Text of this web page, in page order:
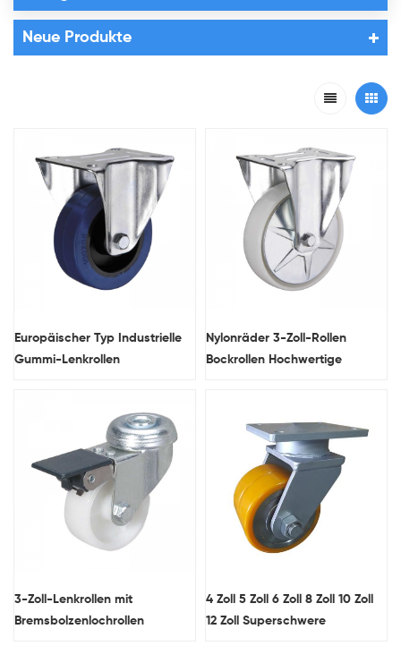
Neue Produkte
Europäischer Typ Industrielle
Gummi-Lenkrollen
Nylonräder 3-Zoll-Rollen
Bockrollen Hochwertige
3-Zoll-Lenkrollen mit
Bremsbolzenlochrollen
4 Zoll 5 Zoll 6 Zoll 8 Zoll 10 Zoll
12 Zoll Superschwere